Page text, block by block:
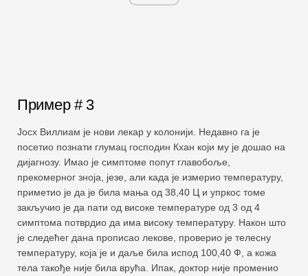
Пример # 3
Јосх Виллиам је нови лекар у колонији. Недавно га је
посетио познати глумац господин Кхан који му је дошао на
дијагнозу. Имао је симптоме попут главобоље,
прекомерног зноја, језе, али када је измерио температуру,
приметио је да је била мања од 38,40 Ц и упркос томе
закључио је да пати од високе температуре од 3 од 4
симптома потврдио да има високу температуру. Након што
је следећег дана прописао лекове, проверио је телесну
температуру, која је и даље била испод 100,40 Ф, а кожа
тела такође није била врућа. Ипак, доктор није променио